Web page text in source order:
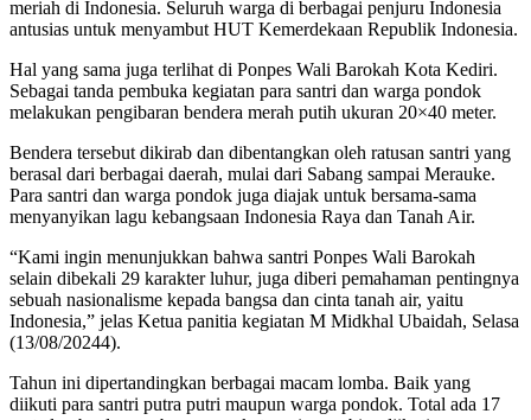
meriah di Indonesia. Seluruh warga di berbagai penjuru Indonesia
antusias untuk menyambut HUT Kemerdekaan Republik Indonesia.
Hal yang sama juga terlihat di Ponpes Wali Barokah Kota Kediri.
Sebagai tanda pembuka kegiatan para santri dan warga pondok
melakukan pengibaran bendera merah putih ukuran 20×40 meter.
Bendera tersebut dikirab dan dibentangkan oleh ratusan santri yang
berasal dari berbagai daerah, mulai dari Sabang sampai Merauke.
Para santri dan warga pondok juga diajak untuk bersama-sama
menyanyikan lagu kebangsaan Indonesia Raya dan Tanah Air.
“Kami ingin menunjukkan bahwa santri Ponpes Wali Barokah
selain dibekali 29 karakter luhur, juga diberi pemahaman pentingnya
sebuah nasionalisme kepada bangsa dan cinta tanah air, yaitu
Indonesia,” jelas Ketua panitia kegiatan M Midkhal Ubaidah, Selasa
(13/08/20244).
Tahun ini dipertandingkan berbagai macam lomba. Baik yang
diikuti para santri putra putri maupun warga pondok. Total ada 17